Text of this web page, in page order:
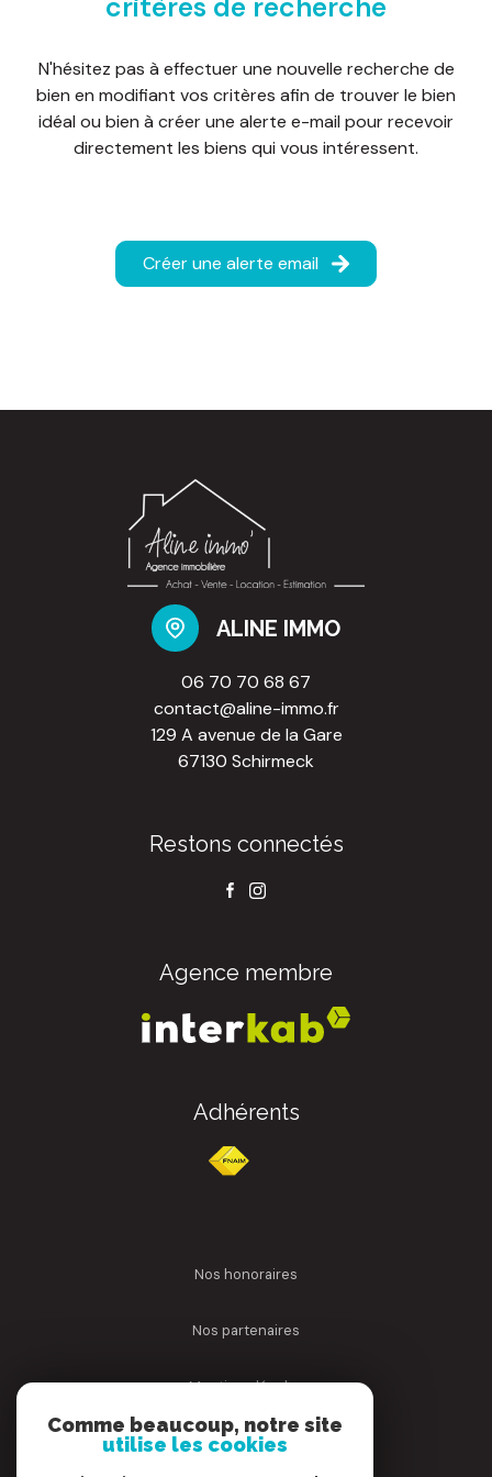
d'honoraires
nous
contacter
N'hésitez pas à effectuer une nouvelle recherche de
bien en modifiant vos critères afin de trouver le bien
idéal ou bien à créer une alerte e-mail pour recevoir
directement les biens qui vous intéressent.
Créer une alerte email
ALINE IMMO
06 70 70 68 67
contact@aline-immo.fr
129 A avenue de la Gare
67130 Schirmeck
Restons connectés
Agence membre
Adhérents
nos honoraires
nos partenaires
mentions légales
admin
Comme beaucoup, notre site
utilise les cookies